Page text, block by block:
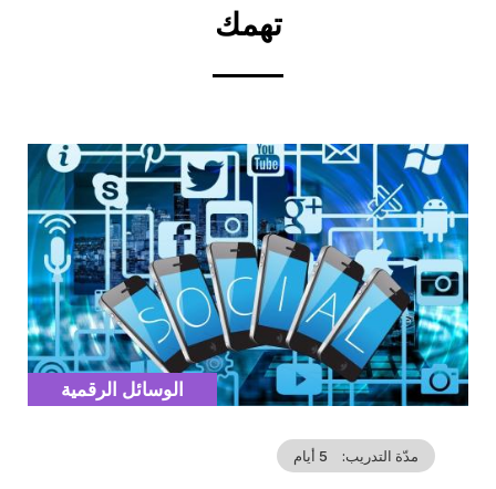
تهمك
Cover
illustration
Catégorie
الوسائل الرقمية
مدّة التدريب 5 أيام